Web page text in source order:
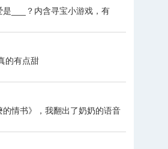
是___？内含寻宝小游戏，有
的有点甜
的情书》，我翻出了奶奶的语音